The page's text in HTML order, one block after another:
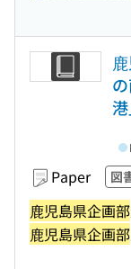
Paper 図
鹿児島県企画部
鹿児島県企画部